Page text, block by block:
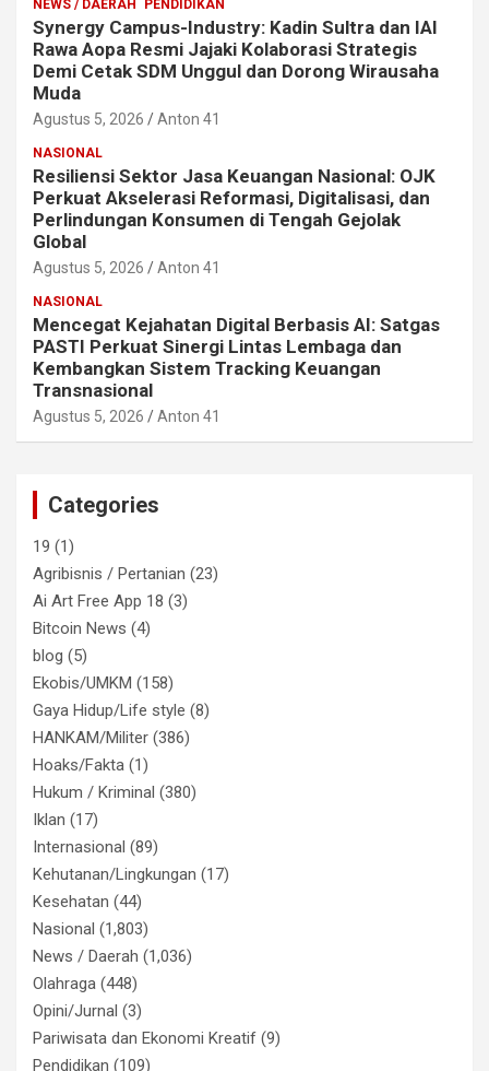
NEWS / DAERAH PENDIDIKAN
Synergy Campus-Industry: Kadin Sultra dan IAI
Rawa Aopa Resmi Jajaki Kolaborasi Strategis
Demi Cetak SDM Unggul dan Dorong Wirausaha
Muda
Agustus 5, 2026 Anton 41
NASIONAL
Resiliensi Sektor Jasa Keuangan Nasional: OJK
Perkuat Akselerasi Reformasi, Digitalisasi, dan
Perlindungan Konsumen di Tengah Gejolak
Global
Agustus 5, 2026 Anton 41
NASIONAL
Mencegat Kejahatan Digital Berbasis AI: Satgas
PASTI Perkuat Sinergi Lintas Lembaga dan
Kembangkan Sistem Tracking Keuangan
Transnasional
Agustus 5, 2026 Anton 41
Categories
19 (1)
Agribisnis / Pertanian (23)
Ai Art Free App 18 (3)
Bitcoin News (4)
blog (5)
Ekobis/UMKM (158)
Gaya Hidup/Life style (8)
HANKAM/Militer (386)
Hoaks/Fakta (1)
Hukum / Kriminal (380)
Iklan (17)
Internasional (89)
Kehutanan/Lingkungan (17)
Kesehatan (44)
Nasional (1,803)
News / Daerah (1,036)
Olahraga (448)
Opini/Jurnal (3)
Pariwisata dan Ekonomi Kreatif (9)
Pendidikan (109)